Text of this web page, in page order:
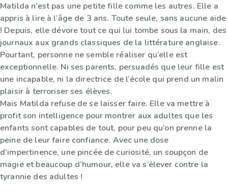
Matilda n’est pas une petite fille comme les autres. Elle a
appris à lire à l’âge de 3 ans. Toute seule, sans aucune aide
! Depuis, elle dévore tout ce qui lui tombe sous la main, des
journaux aux grands classiques de la littérature anglaise.
Pourtant, personne ne semble réaliser qu’elle est
exceptionnelle. Ni ses parents, persuadés que leur fille est
une incapable, ni la directrice de l’école qui prend un malin
plaisir à terroriser ses élèves.
Mais Matilda refuse de se laisser faire. Elle va mettre à
profit son intelligence pour montrer aux adultes que les
enfants sont capables de tout, pour peu qu’on prenne la
peine de leur faire confiance. Avec une dose
d’impertinence, une pincée de curiosité, un soupçon de
magie et beaucoup d’humour, elle va s’élever contre la
tyrannie des adultes !